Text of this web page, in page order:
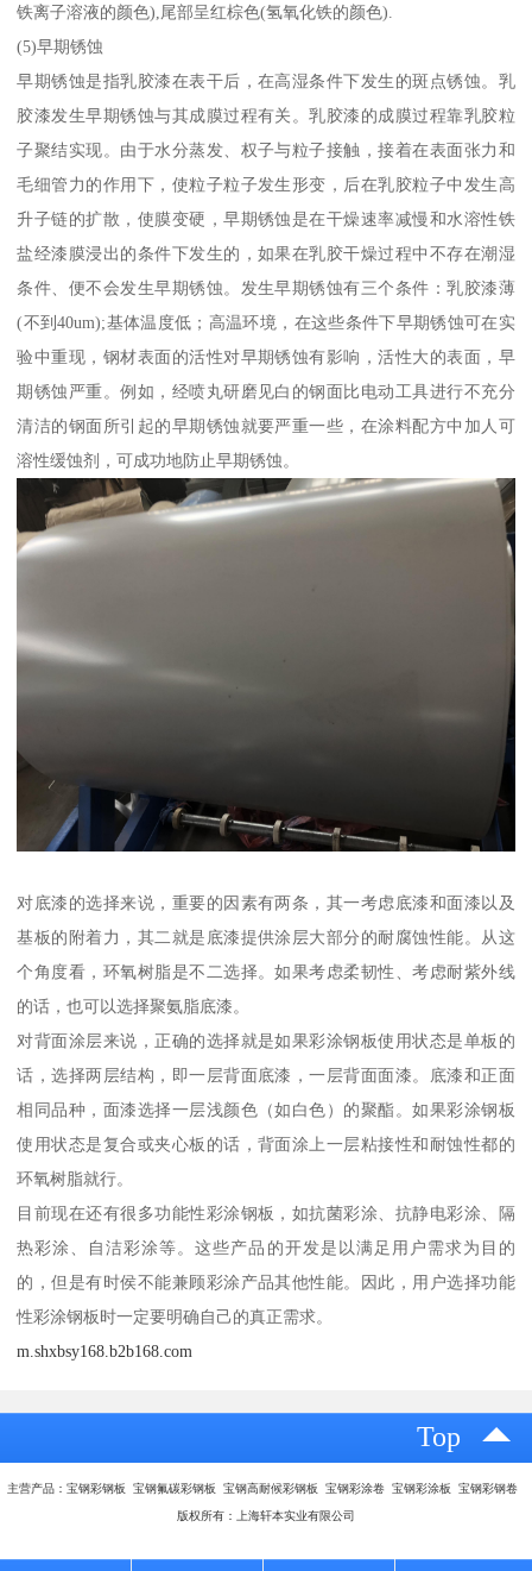
铁离子溶液的颜色),尾部呈红棕色(氢氧化铁的颜色).
(5)早期锈蚀
早期锈蚀是指乳胶漆在表干后，在高湿条件下发生的斑点锈蚀。乳
胶漆发生早期锈蚀与其成膜过程有关。乳胶漆的成膜过程靠乳胶粒
子聚结实现。由于水分蒸发、权子与粒子接触，接着在表面张力和
毛细管力的作用下，使粒子粒子发生形变，后在乳胶粒子中发生高
升子链的扩散，使膜变硬，早期锈蚀是在干燥速率减慢和水溶性铁
盐经漆膜浸出的条件下发生的，如果在乳胶干燥过程中不存在潮湿
条件、便不会发生早期锈蚀。发生早期锈蚀有三个条件：乳胶漆薄
(不到40um);基体温度低；高温环境，在这些条件下早期锈蚀可在实
验中重现，钢材表面的活性对早期锈蚀有影响，活性大的表面，早
期锈蚀严重。例如，经喷丸研磨见白的钢面比电动工具进行不充分
清洁的钢面所引起的早期锈蚀就要严重一些，在涂料配方中加人可
溶性缓蚀剂，可成功地防止早期锈蚀。
对底漆的选择来说，重要的因素有两条，其一考虑底漆和面漆以及
基板的附着力，其二就是底漆提供涂层大部分的耐腐蚀性能。从这
个角度看，环氧树脂是不二选择。如果考虑柔韧性、考虑耐紫外线
的话，也可以选择聚氨脂底漆。
对背面涂层来说，正确的选择就是如果彩涂钢板使用状态是单板的
话，选择两层结构，即一层背面底漆，一层背面面漆。底漆和正面
相同品种，面漆选择一层浅颜色（如白色）的聚酯。如果彩涂钢板
使用状态是复合或夹心板的话，背面涂上一层粘接性和耐蚀性都的
环氧树脂就行。
目前现在还有很多功能性彩涂钢板，如抗菌彩涂、抗静电彩涂、隔
热彩涂、自洁彩涂等。这些产品的开发是以满足用户需求为目的
的，但是有时侯不能兼顾彩涂产品其他性能。因此，用户选择功能
性彩涂钢板时一定要明确自己的真正需求。
m.shxbsy168.b2b168.com
Top
主营产品：宝钢彩钢板 宝钢氟碳彩钢板 宝钢高耐候彩钢板 宝钢彩涂卷 宝钢彩涂板 宝钢彩钢卷
版权所有：上海轩本实业有限公司